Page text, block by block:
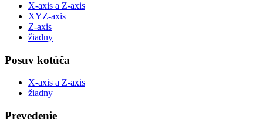
X-axis a Z-axis
XYZ-axis
Z-axis
žiadny
Posuv kotúča
X-axis a Z-axis
žiadny
Prevedenie